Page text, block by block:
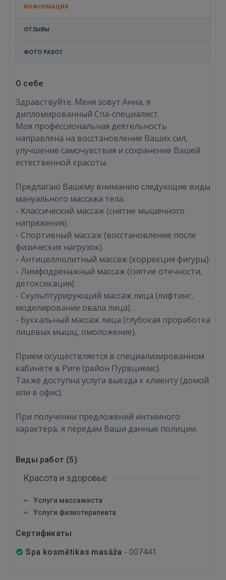
ВОЙТИ
FACEBOOK
GOOGLE
ИНФОРМАЦИЯ
ОТЗЫВЫ
ФОТО РАБОТ
О себе
Здравствуйте. Меня зовут Анна, я
дипломированный Спа-специалист.
​Моя профессиональная деятельность
направлена на восстановление Ваших сил,
улучшение самочувствия и сохранение Вашей
естественной красоты.
​Предлагаю Вашему вниманию следующие виды
мануального массажа тела:
​- Классический массаж (снятие мышечного
напряжения).
​- Спортивный массаж (восстановление после
физических нагрузок).
​- Антицеллюлитный массаж (коррекция фигуры).
​- Лимфодренажный массаж (снятие отечности,
детоксикация).
- ​Скульптурирующий массаж лица (лифтинг,
моделирование овала лица).
​- Буккальный массаж лица (глубокая проработка
лицевых мышц, омоложение).
​Прием осуществляется в специализированном
кабинете в Риге (район Пурвциемс).
Также доступна услуга выезда к клиенту (домой
или в офис).
При получении предложений интимного
характера, я передам Ваши данные полиции.
Виды работ (5)
Красота и здоровье
Услуги массажиста
Услуги физиотерапевта
Сертификаты
Spa kosmētikas masāža - 007441